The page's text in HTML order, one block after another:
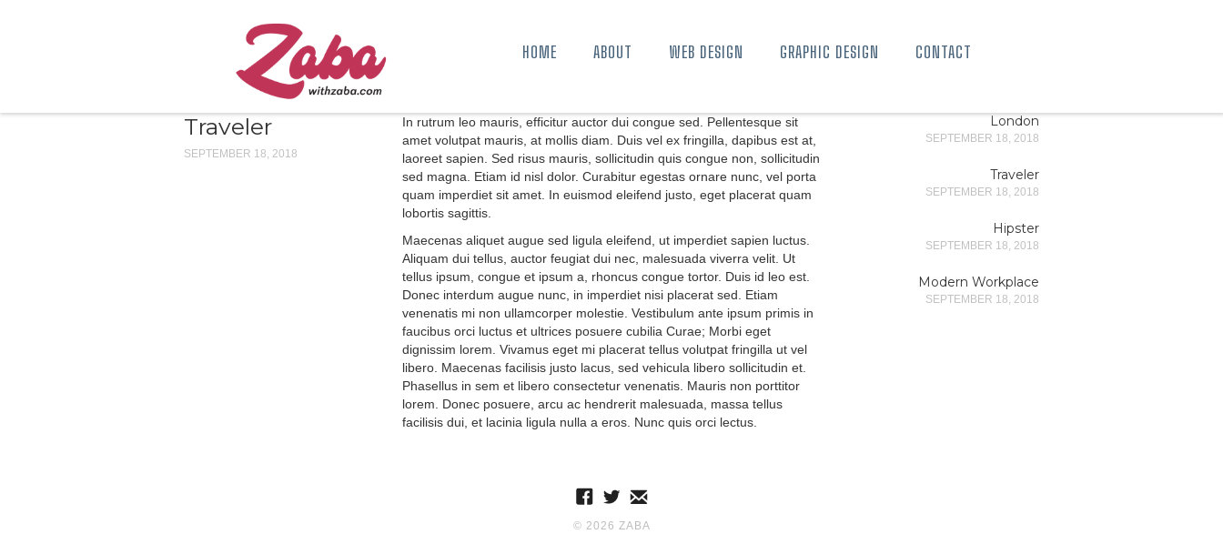
HOME ABOUT WEB DESIGN GRAPHIC DESIGN CONTACT
Traveler
SEPTEMBER 18, 2018
In rutrum leo mauris, efficitur auctor dui congue sed. Pellentesque sit
amet volutpat mauris, at mollis diam. Duis vel ex fringilla, dapibus est at,
laoreet sapien. Sed risus mauris, sollicitudin quis congue non, sollicitudin
sed magna. Etiam id nisl dolor. Curabitur egestas ornare nunc, vel porta
quam imperdiet sit amet. In euismod eleifend justo, eget placerat quam
lobortis sagittis.
Maecenas aliquet augue sed ligula eleifend, ut imperdiet sapien luctus.
Aliquam dui tellus, auctor feugiat dui nec, malesuada viverra velit. Ut
tellus ipsum, congue et ipsum a, rhoncus congue tortor. Duis id leo est.
Donec interdum augue nunc, in imperdiet nisi placerat sed. Etiam
venenatis mi non ullamcorper molestie. Vestibulum ante ipsum primis in
faucibus orci luctus et ultrices posuere cubilia Curae; Morbi eget
dignissim lorem. Vivamus eget mi placerat tellus volutpat fringilla ut vel
libero. Maecenas facilisis justo lacus, sed vehicula libero sollicitudin et.
Phasellus in sem et libero consectetur venenatis. Mauris non porttitor
lorem. Donec posuere, arcu ac hendrerit malesuada, massa tellus
facilisis dui, et lacinia ligula nulla a eros. Nunc quis orci lectus.
London
SEPTEMBER 18, 2018
Traveler
SEPTEMBER 18, 2018
Hipster
SEPTEMBER 18, 2018
Modern Workplace
SEPTEMBER 18, 2018
© 2026 ZABA